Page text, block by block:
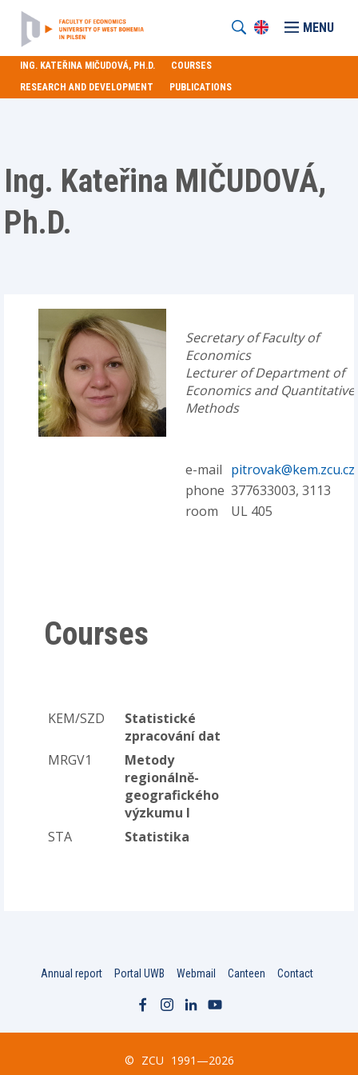
MENU
ING. KATEŘINA MIČUDOVÁ, PH.D.
COURSES
RESEARCH AND DEVELOPMENT
PUBLICATIONS
Ing. Kateřina MIČUDOVÁ,
Ph.D.
Secretary of Faculty of
Economics
Lecturer of Department of
Economics and Quantitative
Methods
e-mail pitrovak@kem.zcu.cz
phone 377633003, 3113
room
UL 405
Courses
KEM/SZD
Statistické
zpracování dat
MRGV1
Metody
regionálně-
geografického
výzkumu I
STA
Statistika
Annual report Portal UWB Webmail Canteen Contact
© ZCU 1991—2026